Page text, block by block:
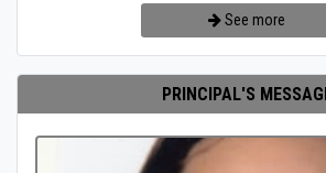
See more
PRINCIPAL'S